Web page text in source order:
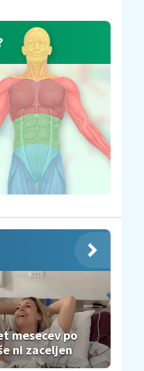
mesecev po
ni zaceljen